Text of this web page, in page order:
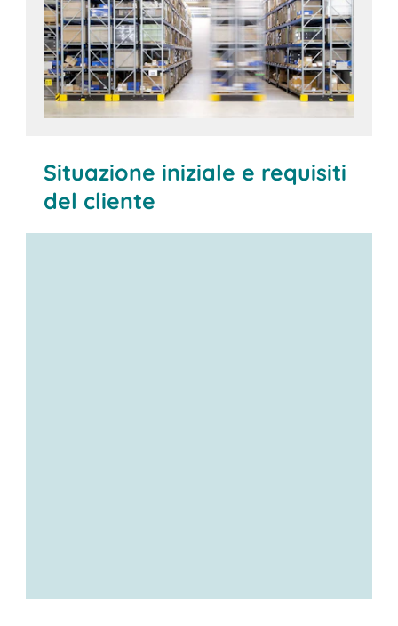
Situazione iniziale e requisiti
del cliente